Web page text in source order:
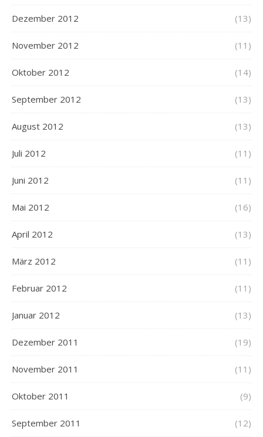
Dezember 2012 (13)
November 2012 (11)
Oktober 2012 (14)
September 2012 (13)
August 2012 (13)
Juli 2012 (11)
Juni 2012 (11)
Mai 2012 (16)
April 2012 (13)
März 2012 (11)
Februar 2012 (11)
Januar 2012 (13)
Dezember 2011 (19)
November 2011 (11)
Oktober 2011 (9)
September 2011 (12)